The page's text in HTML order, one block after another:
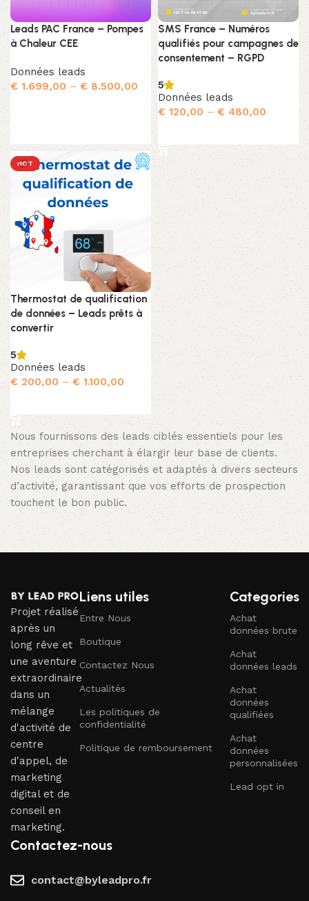
Leads PAC France – Pompes
à Chaleur CEE
Données leads
€ 1.699,00 – € 8.500,00
SMS France – Numéros
qualifiés pour campagnes de
consentement – RGPD
5
Données leads
€ 120,00 – € 480,00
HOT
Thermostat de qualification
de données – Leads prêts à
convertir
5
Données leads
€ 200,00 – € 1.100,00
Nous fournissons des leads ciblés essentiels pour les
entreprises cherchant à élargir leur base de clients.
Nos leads sont catégorisés et adaptés à divers secteurs
d’activité, garantissant que vos efforts de prospection
touchent le bon public.
Projet réalisé
après un
long rêve et
une aventure
extraordinaire
dans un
mélange
d'activité de
centre
d'appel, de
marketing
digital et de
conseil en
marketing.
Liens utiles
Entre Nous
Boutique
Contactez Nous
Actualités
Les politiques de
confidentialité
Politique de remboursement
Categories
Achat
données brute
Achat
données leads
Achat
données
qualifiées
Achat
données
personnalisées
Lead opt in
Contactez-nous
contact@byleadpro.fr